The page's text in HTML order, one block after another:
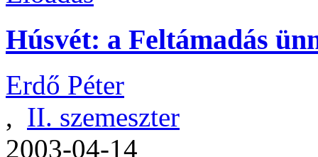
Húsvét: a Feltámadás
Erdő Péter
, II. szemeszter
2003-04-14